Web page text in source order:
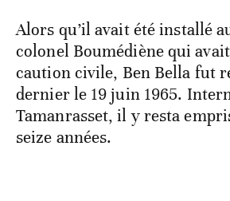
Alors qu’il avait été installé
colonel Boumédiène qui
caution civile, Ben Bella fut
dernier le 19 juin 1965.
Tamanrasset, il y resta
seize années.